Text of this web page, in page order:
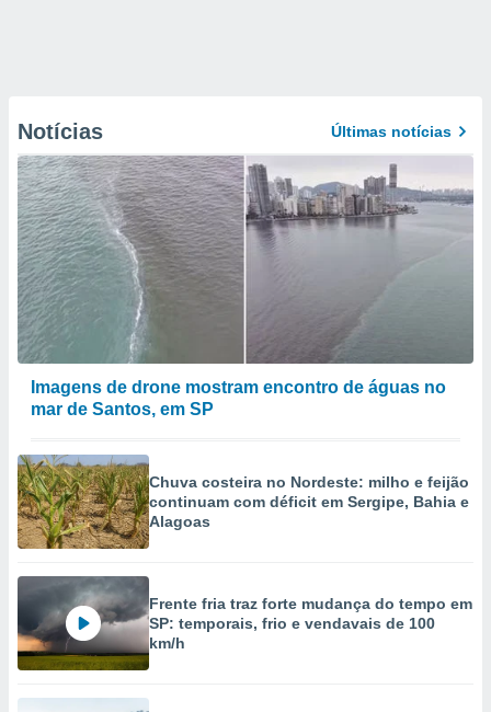
Notícias Últimas notícias
Imagens de drone mostram encontro de águas no
mar de Santos, em SP
Chuva costeira no Nordeste: milho e feijão
continuam com déficit em Sergipe, Bahia e
Alagoas
Frente fria traz forte mudança do tempo em
SP: temporais, frio e vendavais de 100
km/h